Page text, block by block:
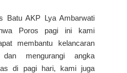
Batu AKP Lya Ambarwati
Poros pagi ini kami
membantu kelancaran
mengurangi angka
di pagi hari, kami juga